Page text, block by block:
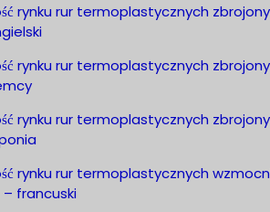
rynku rur termoplastycznych
rynku rur termoplastycznych
rynku rur termoplastycznych
rynku rur termoplastycznych
– francuski